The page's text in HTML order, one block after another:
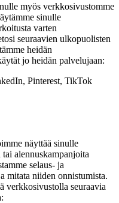
myös verkkosivustomme
sinulle
varten
seuraavien ulkopuolisten
heidän
jo heidän palvelujaan:
Pinterest, TikTok
näyttää sinulle
alennuskampanjoita
selaus- ja
mitata niiden onnistumista.
verkkosivustolla seuraavia